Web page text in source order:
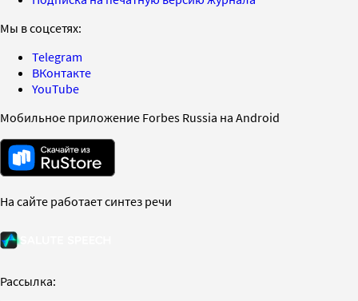
Мы в соцсетях:
Telegram
ВКонтакте
YouTube
Мобильное приложение Forbes Russia на Android
На сайте работает синтез речи
Рассылка: